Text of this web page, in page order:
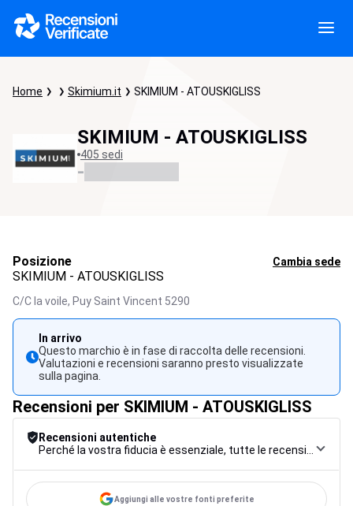
Home Skimium.it SKIMIUM - ATOUSKIGLISS
SKIMIUM - ATOUSKIGLISS
405 sedi
-
Posizione Cambia sede
SKIMIUM - ATOUSKIGLISS
C/C la voile, Puy Saint Vincent 5290
In arrivo
Questo marchio è in fase di raccolta delle recensioni.
Valutazioni e recensioni saranno presto visualizzate
sulla pagina.
Recensioni per SKIMIUM - ATOUSKIGLISS
Recensioni autentiche
Aggiungi alle vostre fonti preferite